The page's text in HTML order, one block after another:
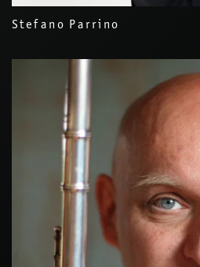
Stefano Parrino